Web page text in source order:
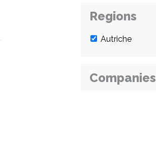
Regions
Autriche
Companies